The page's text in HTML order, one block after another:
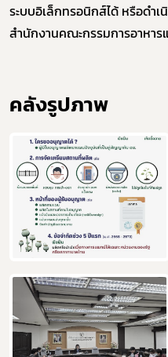
ระบบอิเล็กทรอนิกส์ได้ หรือด
สำนักงานคณะกรรมการอาหาร
คลังรูปภาพ